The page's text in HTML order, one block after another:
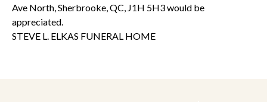
Ave North, Sherbrooke, QC, J1H 5H3 would be
appreciated.
STEVE L. ELKAS FUNERAL HOME